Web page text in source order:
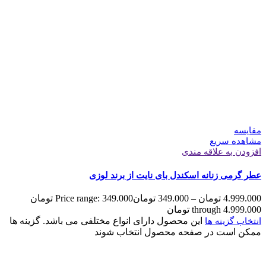
مقایسه
مشاهده سریع
افزودن به علاقه مندی
عطر گرمی زنانه اسکندل بای نایت از برند لوزی
4.999.000 تومان –
349.000 تومان
Price range: 349.000 تومان
through 4.999.000 تومان
انتخاب گزینه ها
این محصول دارای انواع مختلفی می باشد. گزینه ها
ممکن است در صفحه محصول انتخاب شوند